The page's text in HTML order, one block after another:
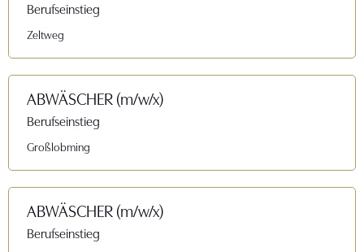
Berufseinstieg
Zeltweg
ABWÄSCHER (m/w/x)
Berufseinstieg
Großlobming
ABWÄSCHER (m/w/x)
Berufseinstieg